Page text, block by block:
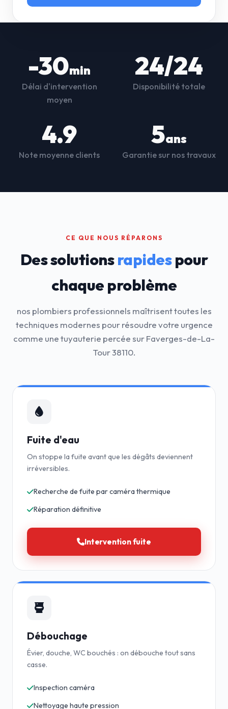
-30min
Délai d'intervention
moyen
24/24
Disponibilité totale
4.9
Note moyenne clients
5ans
Garantie sur nos travaux
CE QUE NOUS RÉPARONS
Des solutionsrapidespour
chaque problème
nos plombiers professionnels maîtrisent toutes les
techniques modernes pour résoudre votre urgence
comme une tuyauterie percée sur Faverges-de-La-
Tour 38110.
Fuite d'eau
On stoppe la fuite avant que les dégâts deviennent
irréversibles.
Recherche de fuite par caméra thermique
Réparation définitive
Intervention fuite
Débouchage
Évier, douche, WC bouchés : on débouche tout sans
casse.
Inspection caméra
Nettoyage haute pression